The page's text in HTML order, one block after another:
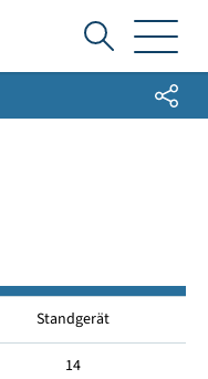
Ich
suche...Share
Standgerät
14